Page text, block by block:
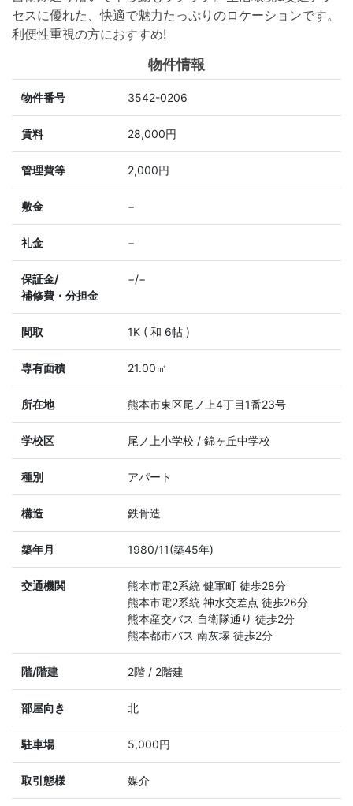
セスに優れた、快適で魅力たっぷりのロケーションです。
利便性重視の方におすすめ!
物件情報
物件番号 3542-0206
賃料 28,000円
管理費等 2,000円
敷金 −
礼金 −
保証金/
補修費・分担金
−/−
間取 1K ( 和 6帖 )
専有面積 21.00㎡
所在地 熊本市東区尾ノ上4丁目1番23号
学校区 尾ノ上小学校 / 錦ヶ丘中学校
種別 アパート
構造 鉄骨造
築年月 1980/11(築45年)
交通機関
熊本市電2系統 健軍町 徒歩28分
熊本市電2系統 神水交差点 徒歩26分
熊本産交バス 自衛隊通り 徒歩2分
熊本都市バス 南灰塚 徒歩2分
階/階建 2階 / 2階建
部屋向き 北
駐車場 5,000円
取引態様 媒介